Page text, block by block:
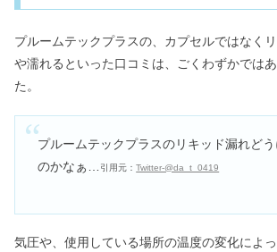
プルームテックプラスの、カプセルではなく
や濡れるといった口コミは、ごくわずかでは
た。
プルームテックプラスのリキッド漏れど
のかなぁ… 引用元：Twitter-@da_t_0419
気圧や、使用している場所の温度の変化によ